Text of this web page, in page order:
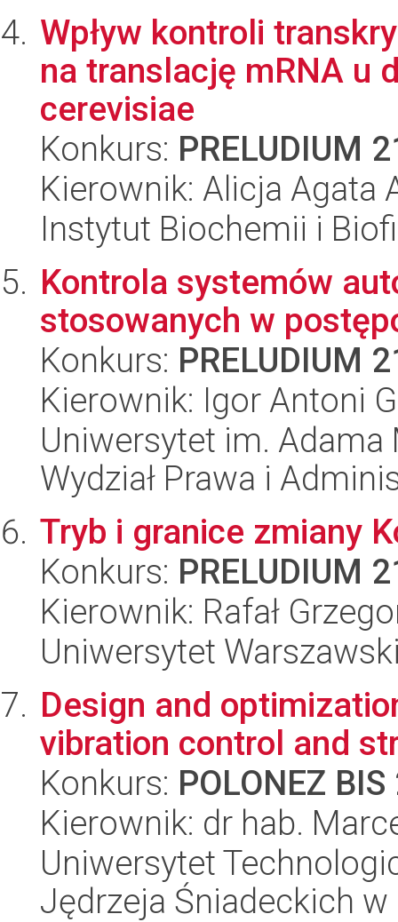
Wpływ kontroli
na translację mRNA u
cerevisiae
Konkurs: PRELUDIUM
Kierownik: Alicja Agata
Instytut Biochemii i
Kontrola systemów
stosowanych w
Konkurs: PRELUDIUM
Kierownik: Igor Antoni
Uniwersytet im.
Wydział Prawa i
Tryb i granice zmiany
Konkurs: PRELUDIUM
Kierownik: Rafał
Uniwersytet
Design and
vibration control and
Konkurs: POLONEZ BIS
Kierownik: dr hab.
Uniwersytet
Jędrzeja Śniadeckich